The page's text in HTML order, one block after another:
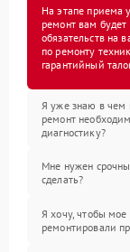
На этапе приема
ремонт вам будет
обязательств на
по ремонту
гарантийный
Я уже знаю в чем
ремонт
диагностику?
Мне нужен
сделать?
Я хочу, чтобы мое
ремонтировали